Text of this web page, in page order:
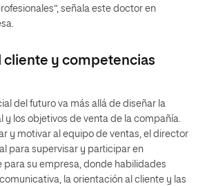
señala este doctor en
cliente y competencias
del futuro va más allá de diseñar la
los objetivos de venta de la compañía.
y motivar al equipo de ventas, el director
para supervisar y participar en
para su empresa, donde habilidades
la orientación al cliente y las